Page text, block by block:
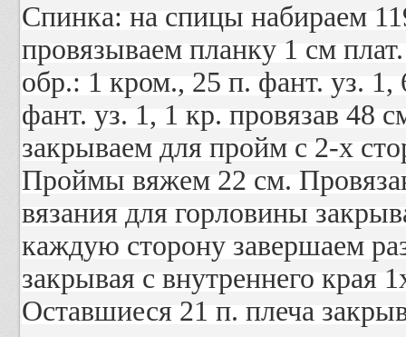
Спинка: на спицы набираем
провязываем планку 1 см
обp.: 1 кpом., 25 п. фант. уз. 1,
фант. уз. 1, 1 кp. провязав 48
закрываем для пройм с 2-х
Проймы вяжем 22 см.
вязания для горловины
каждую сторону завершаем
закрывая с внутреннего края
Оставшиеся 21 п. плеча